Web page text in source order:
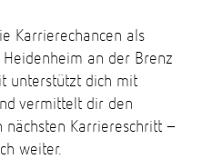
Karrierechancen als
an der Brenz
unterstützt dich mit
vermittelt dir den
nächsten Karriereschritt –
weiter.